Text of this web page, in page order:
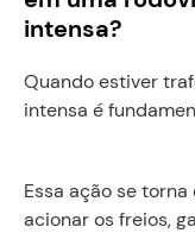
intensa?
Quando estiver
intensa é
Essa ação se
acionar os freios,